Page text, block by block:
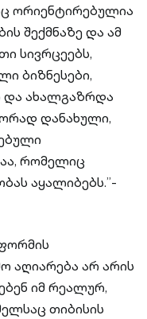
ორიენტირებულია
შექმნაზე და ამ
სივრცეებს,
ბიზნესები,
და ახალგაზრდა
დანახული,
რომელიც
აყალიბებს.”-
აღიარება არ არის
იმ რეალურ,
თიბისის